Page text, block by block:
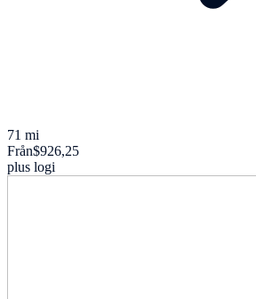
71 mi
Från$926,25
plus logi